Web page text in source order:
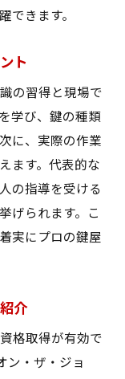
できます。
ト
の習得と現場で
学び、鍵の種類
に、実際の作業
ます。代表的な
の指導を受ける
げられます。こ
実にプロの鍵屋
介
格取得が有効で
ン・ザ・ジョ